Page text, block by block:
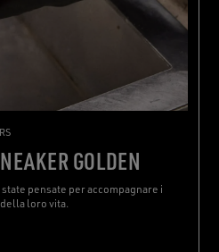
GOLDEN
pensate per accompagnare i
loro vita.